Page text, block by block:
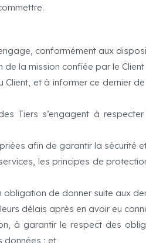
conformément aux
la mission confiée par le
et à informer ce dernier
Tiers s’engagent à
afin de garantir la sécurité
les principes de
de donner suite aux
délais après en avoir eu
à garantir le respect des
données ; et